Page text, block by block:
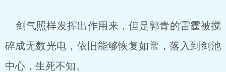
剑气照样发挥出作用来，但是郭青的雷霆被搅
碎成无数光电，依旧能够恢复如常，落入到剑池
中心，生死不知。